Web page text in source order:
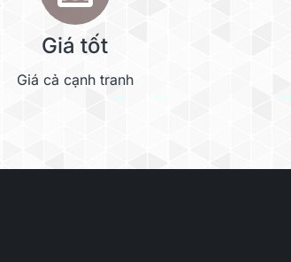
Giá tốt
Giá cả cạnh tranh